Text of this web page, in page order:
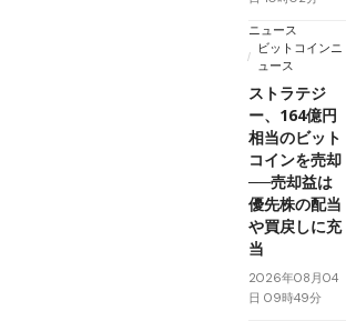
ニュース
ビットコインニ
ュース
ストラテジ
ー、164億円
相当のビット
コインを売却
──売却益は
優先株の配当
や買戻しに充
当
2026年08月04
日 09時49分